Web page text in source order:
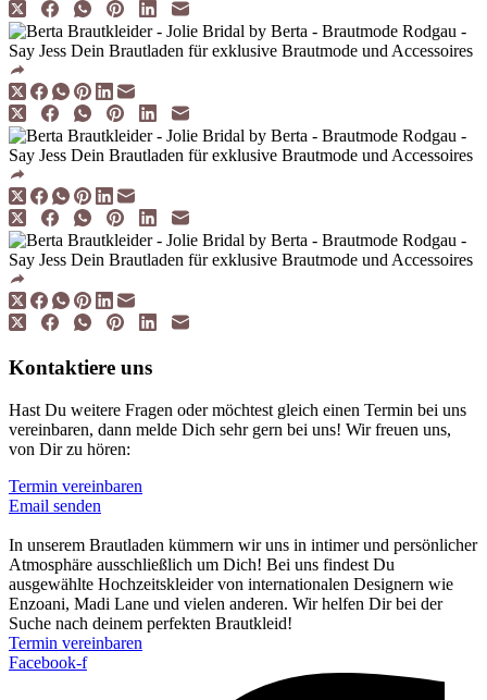
Kontaktiere uns
Hast Du weitere Fragen oder möchtest gleich einen Termin bei uns
vereinbaren, dann melde Dich sehr gern bei uns! Wir freuen uns,
von Dir zu hören:
Termin vereinbaren
Email senden
In unserem Brautladen kümmern wir uns in intimer und per­sönlicher
Atmosphäre aus­schließlich um Dich! Bei uns findest Du
ausgewählte Hochzeits­kleider von inter­nationalen Designern wie
Enzoani, Madi Lane und vielen anderen. Wir helfen Dir bei der
Suche nach deinem perfekten Brautkleid!
Termin vereinbaren
Facebook-f